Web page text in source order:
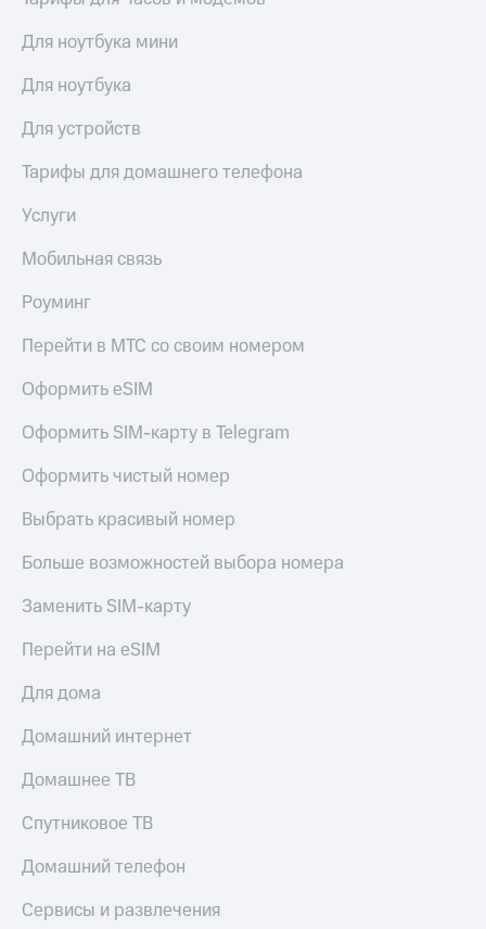
Для ноутбука мини
Для ноутбука
Для устройств
Тарифы для домашнего телефона
Услуги
Мобильная связь
Роуминг
Перейти в МТС со своим номером
Оформить eSIM
Оформить SIM-карту в Telegram
Оформить чистый номер
Выбрать красивый номер
Больше возможностей выбора номера
Заменить SIM-карту
Перейти на eSIM
Для дома
Домашний интернет
Домашнее ТВ
Спутниковое ТВ
Домашний телефон
Сервисы и развлечения